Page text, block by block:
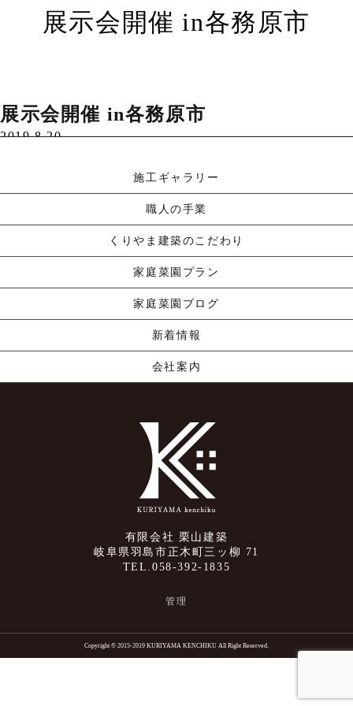
展示会開催 in各務原市
展示会開催 in各務原市
2019.8.20
各務原で展示会が開催…
Read More »
施工ギャラリー
職人の手業
くりやま建築のこだわり
家庭菜園プラン
家庭菜園ブログ
新着情報
会社案内
有限会社 栗山建築
岐阜県羽島市正木町三ッ柳 71
TEL.058-392-1835
管理
Copyright © 2015-2019 KURIYAMA KENCHIKU All Right Reserved.